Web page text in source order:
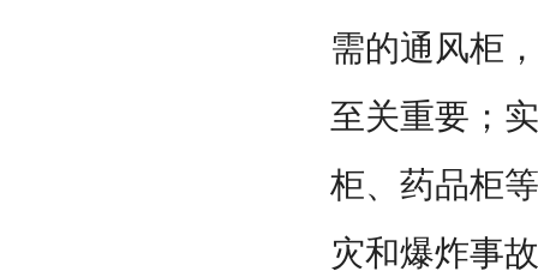
需的通风柜
至关重要；
柜、药品柜
灾和爆炸事